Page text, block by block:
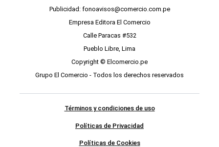
Publicidad: fonoavisos@comercio.com.pe
Empresa Editora El Comercio
Calle Paracas #532
Pueblo Libre, Lima
Copyright © Elcomercio.pe
Grupo El Comercio - Todos los derechos reservados
Términos y condiciones de uso
Políticas de Privacidad
Políticas de Cookies